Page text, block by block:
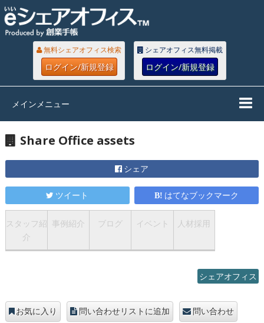
無料シェアオフィス検索
ログイン/新規登録
シェアオフィス無料掲載
ログイン/新規登録
メインメニュー
Share Office assets
シェア
ツイート はてなブックマーク
スタッフ紹
介
事例紹介 ブログ イベント 人材採用
シェアオフィス
お気に入り 問い合わせリストに追加 問い合わせ